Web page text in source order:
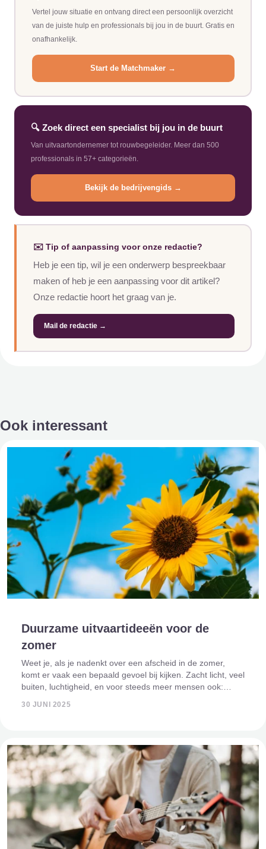
Vertel jouw situatie en ontvang direct een persoonlijk overzicht
van de juiste hulp en professionals bij jou in de buurt. Gratis en
onafhankelijk.
Start de Matchmaker →
🔍 Zoek direct een specialist bij jou in de buurt
Van uitvaartondernemer tot rouwbegeleider. Meer dan 500
professionals in 57+ categorieën.
Bekijk de bedrijvengids →
✉️ Tip of aanpassing voor onze redactie?
Heb je een tip, wil je een onderwerp bespreekbaar
maken of heb je een aanpassing voor dit artikel?
Onze redactie hoort het graag van je.
Mail de redactie →
Ook interessant
Duurzame uitvaartideeën voor de
zomer
Weet je, als je nadenkt over een afscheid in de zomer,
komt er vaak een bepaald gevoel bij kijken. Zacht licht, veel
buiten, luchtigheid, en voor steeds meer mensen ook:
Want ja, duurzaamhe
30 JUNI 2025